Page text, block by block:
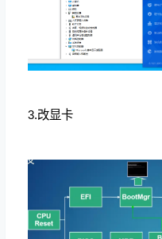
3.改显卡